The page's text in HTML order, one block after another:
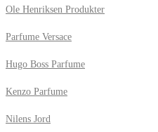
Ole Henriksen Produkter
Parfume Versace
Hugo Boss Parfume
Kenzo Parfume
Nilens Jord